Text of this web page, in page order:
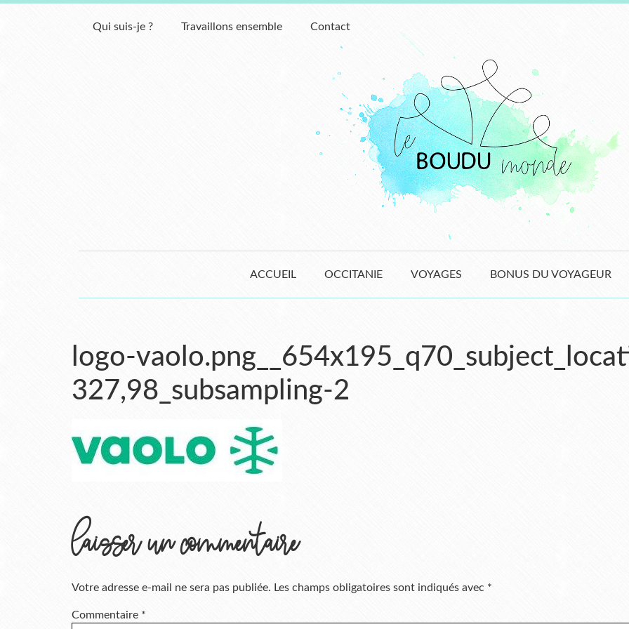
Qui suis-je ? Travaillons ensemble Contact
ACCUEIL OCCITANIE VOYAGES BONUS DU VOYAGEUR
logo-
327,98_subsampling-2
laisser un commentaire
Votre adresse e-mail ne sera pas publiée. Les champs obligatoires sont indiqués avec *
Commentaire *